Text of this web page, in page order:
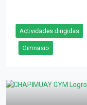
Actividades dirigidas
Gimnasio